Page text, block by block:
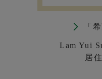
「
Lam Yui
居